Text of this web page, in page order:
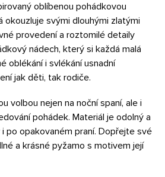
oblíbenou pohádkovou
okouzluje svými dlouhými zlatými
provedení a roztomilé detaily
nádech, který si každá malá
oblékání i svlékání usnadní
jak děti, tak rodiče.
volbou nejen na noční spaní, ale i
pohádek. Materiál je odolný a
po opakovaném praní. Dopřejte své
a krásné pyžamo s motivem její